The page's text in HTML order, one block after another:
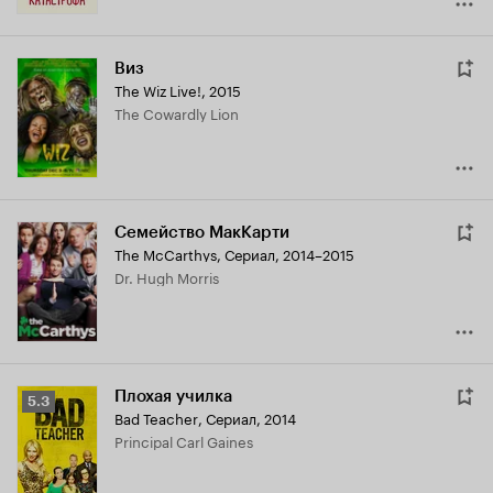
Виз
The Wiz Live!, 2015
The Cowardly Lion
Семейство МакКарти
The McCarthys, Сериал, 2014–2015
Dr. Hugh Morris
Рейтинг
Кинопоиска
5.3
5.3 Плохая училка
Bad Teacher, Сериал, 2014
Principal Carl Gaines